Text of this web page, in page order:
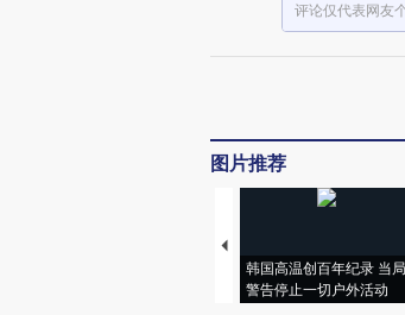
评论仅代表网友
图片推荐
韩国高温创百年纪录 当局
警告停止一切户外活动